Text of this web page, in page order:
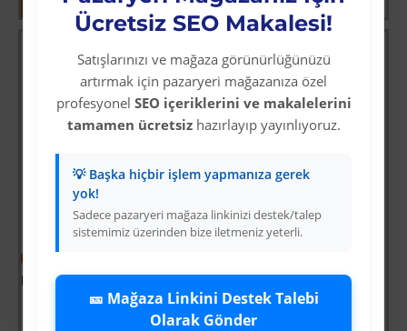
Ücretsiz SEO Makalesi!
Satışlarınızı ve mağaza görünürlüğünüzü
artırmak için pazaryeri mağazanıza özel
profesyonel SEO içeriklerini ve makalelerini
tamamen ücretsizhazırlayıp yayınlıyoruz.
💡 Başka hiçbir işlem yapmanıza gerek
yok!
Sadece pazaryeri mağaza linkinizi destek/talep
sistemimiz üzerinden bize iletmeniz yeterli.
🎫 Mağaza Linkini Destek Talebi
Olarak Gönder
Benny Köpek Oyuncağı Üçgen 8 x 8.5 cm Yeşil
Üyelere Özel Fiyat Üyelere Özel Fiyat